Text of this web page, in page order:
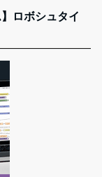
ロボシュタイ